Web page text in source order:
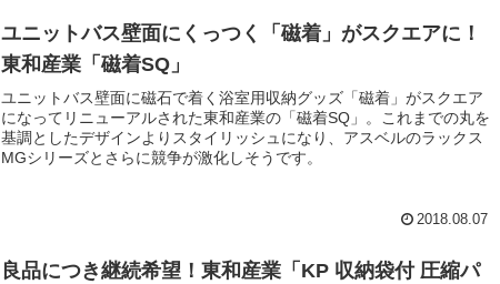
ユニットバス壁面にくっつく「磁着」がスクエアに！
東和産業「磁着SQ」
ユニットバス壁面に磁石で着く浴室用収納グッズ「磁着」がスクエア
になってリニューアルされた東和産業の「磁着SQ」。これまでの丸を
基調としたデザインよりスタイリッシュになり、アスベルのラックス
MGシリーズとさらに競争が激化しそうです。
2018.08.07
良品につき継続希望！東和産業「KP 収納袋付 圧縮パ